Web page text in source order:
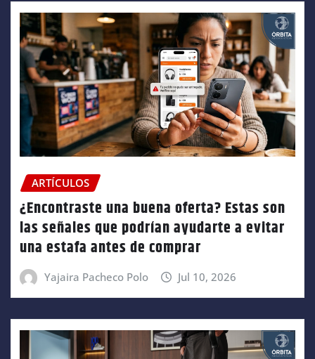
ARTÍCULOS
¿Encontraste una buena oferta? Estas son
las señales que podrían ayudarte a evitar
una estafa antes de comprar
Yajaira Pacheco Polo Jul 10, 2026